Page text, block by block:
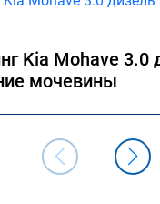
Kia Mohave 3.0
мочевины